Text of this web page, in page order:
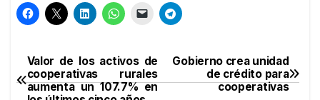
Navegación
Gobierno crea unidad
de crédito para
cooperativas
Valor de los activos de
cooperativas rurales
aumenta un 107.7% en